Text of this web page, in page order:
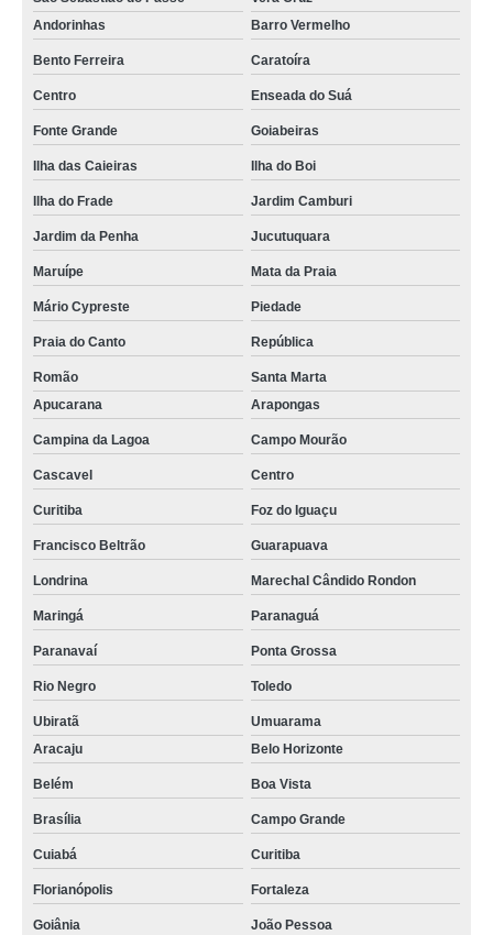
Andorinhas
Barro Vermelho
Bento Ferreira Caratoíra
Centro Enseada do Suá
Fonte Grande Goiabeiras
Ilha das Caieiras Ilha do Boi
Ilha do Frade Jardim Camburi
Jardim da Penha Jucutuquara
Maruípe Mata da Praia
Mário Cypreste Piedade
Praia do Canto República
Romão
Santa Marta
Apucarana
Arapongas
Campina da Lagoa Campo Mourão
Cascavel Centro
Curitiba Foz do Iguaçu
Francisco Beltrão Guarapuava
Londrina Marechal Cândido Rondon
Maringá Paranaguá
Paranavaí Ponta Grossa
Rio Negro Toledo
Ubiratã
Umuarama
Aracaju
Belo Horizonte
Belém Boa Vista
Brasília Campo Grande
Cuiabá Curitiba
Florianópolis Fortaleza
Goiânia João Pessoa